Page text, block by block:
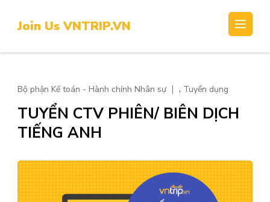
(Press
Join Us VNTRIP.VN
Bộ phận Kế toán - Hành chính Nhân sự , Tuyển dụng
TUYỂN CTV PHIÊN/ BIÊN DỊCH
TIẾNG ANH